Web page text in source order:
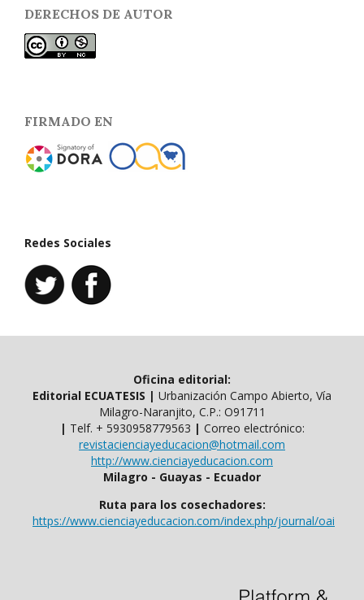
DERECHOS DE AUTOR
FIRMADO EN
Redes Sociales
Oficina editorial:
Editorial ECUATESIS | Urbanización Campo Abierto, Vía
Milagro-Naranjito, C.P.: O91711
| Telf. ​​+ 5930958779563 | Correo electrónico:
revistacienciayeducacion@hotmail.com
http://www.cienciayeducacion.com
Milagro - Guayas - Ecuador
Ruta para los cosechadores:
https://www.cienciayeducacion.com/index.php/journal/oai